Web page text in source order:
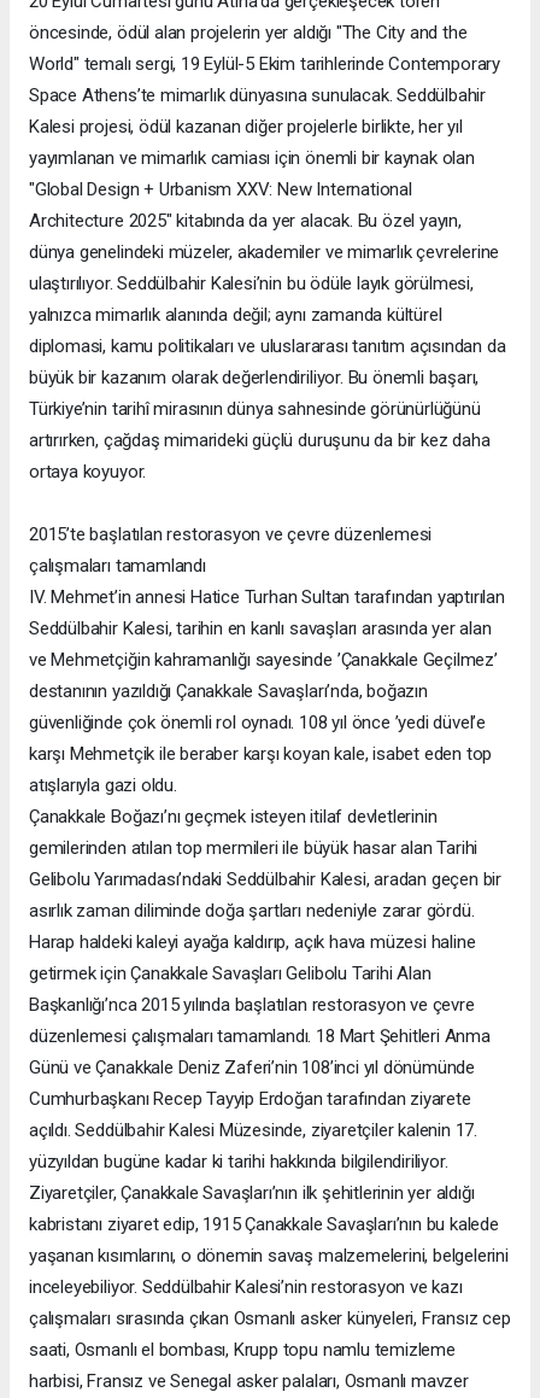
öncesinde, ödül alan projelerin yer aldığı "The City and the
World" temalı sergi, 19 Eylül-5 Ekim tarihlerinde Contemporary
Space Athens’te mimarlık dünyasına sunulacak. Seddülbahir
Kalesi projesi, ödül kazanan diğer projelerle birlikte, her yıl
yayımlanan ve mimarlık camiası için önemli bir kaynak olan
"Global Design + Urbanism XXV: New International
Architecture 2025" kitabında da yer alacak. Bu özel yayın,
dünya genelindeki müzeler, akademiler ve mimarlık çevrelerine
ulaştırılıyor. Seddülbahir Kalesi’nin bu ödüle layık görülmesi,
yalnızca mimarlık alanında değil; aynı zamanda kültürel
diplomasi, kamu politikaları ve uluslararası tanıtım açısından da
büyük bir kazanım olarak değerlendiriliyor. Bu önemli başarı,
Türkiye’nin tarihî mirasının dünya sahnesinde görünürlüğünü
artırırken, çağdaş mimarideki güçlü duruşunu da bir kez daha
ortaya koyuyor.
2015’te başlatılan restorasyon ve çevre düzenlemesi
çalışmaları tamamlandı
IV. Mehmet’in annesi Hatice Turhan Sultan tarafından yaptırılan
Seddülbahir Kalesi, tarihin en kanlı savaşları arasında yer alan
ve Mehmetçiğin kahramanlığı sayesinde ’Çanakkale Geçilmez’
destanının yazıldığı Çanakkale Savaşları’nda, boğazın
güvenliğinde çok önemli rol oynadı. 108 yıl önce ’yedi düvel’e
karşı Mehmetçik ile beraber karşı koyan kale, isabet eden top
atışlarıyla gazi oldu.
Çanakkale Boğazı’nı geçmek isteyen itilaf devletlerinin
gemilerinden atılan top mermileri ile büyük hasar alan Tarihi
Gelibolu Yarımadası’ndaki Seddülbahir Kalesi, aradan geçen bir
asırlık zaman diliminde doğa şartları nedeniyle zarar gördü.
Harap haldeki kaleyi ayağa kaldırıp, açık hava müzesi haline
getirmek için Çanakkale Savaşları Gelibolu Tarihi Alan
Başkanlığı’nca 2015 yılında başlatılan restorasyon ve çevre
düzenlemesi çalışmaları tamamlandı. 18 Mart Şehitleri Anma
Günü ve Çanakkale Deniz Zaferi’nin 108’inci yıl dönümünde
Cumhurbaşkanı Recep Tayyip Erdoğan tarafından ziyarete
açıldı. Seddülbahir Kalesi Müzesinde, ziyaretçiler kalenin 17.
yüzyıldan bugüne kadar ki tarihi hakkında bilgilendiriliyor.
Ziyaretçiler, Çanakkale Savaşları’nın ilk şehitlerinin yer aldığı
kabristanı ziyaret edip, 1915 Çanakkale Savaşları’nın bu kalede
yaşanan kısımlarını, o dönemin savaş malzemelerini, belgelerini
inceleyebiliyor. Seddülbahir Kalesi’nin restorasyon ve kazı
çalışmaları sırasında çıkan Osmanlı asker künyeleri, Fransız cep
saati, Osmanlı el bombası, Krupp topu namlu temizleme
harbisi, Fransız ve Senegal asker palaları, Osmanlı mavzer